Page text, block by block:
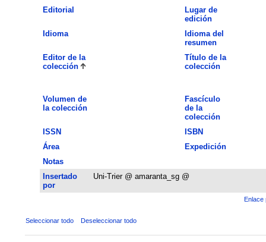
Editorial
Lugar de
edición
Idioma
Idioma del
resumen
Editor de la
colección
Título de la
colección
Volumen de
la colección
Fascículo
de la
colección
ISSN
ISBN
Área
Expedición
Notas
Insertado
por
Uni-Trier @ amaranta_sg @
Enlace
Seleccionar todo Deseleccionar todo